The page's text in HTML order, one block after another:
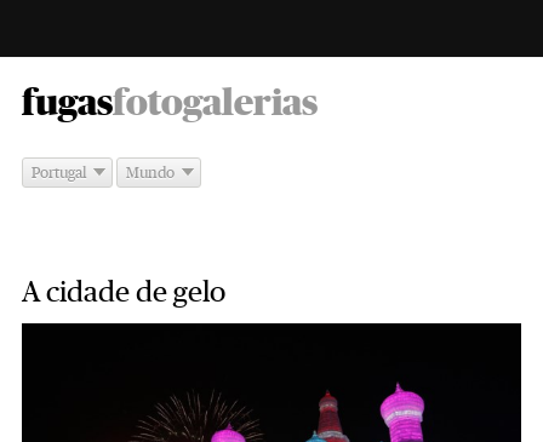
fugas -
fotogalerias
Portugal Mundo
A cidade de gelo